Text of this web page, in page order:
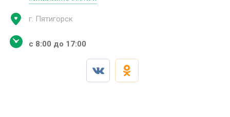
г. Пятигорск
с 8:00 до 17:00